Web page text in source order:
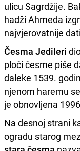
ulicu Sagrdžije.
hadži Ahmeda
najvjerovatnije
Česma Jedileri
ploči česme piše
daleke 1539.
njenom haremu
je obnovljena
Na desnoj strani
ogradu starog